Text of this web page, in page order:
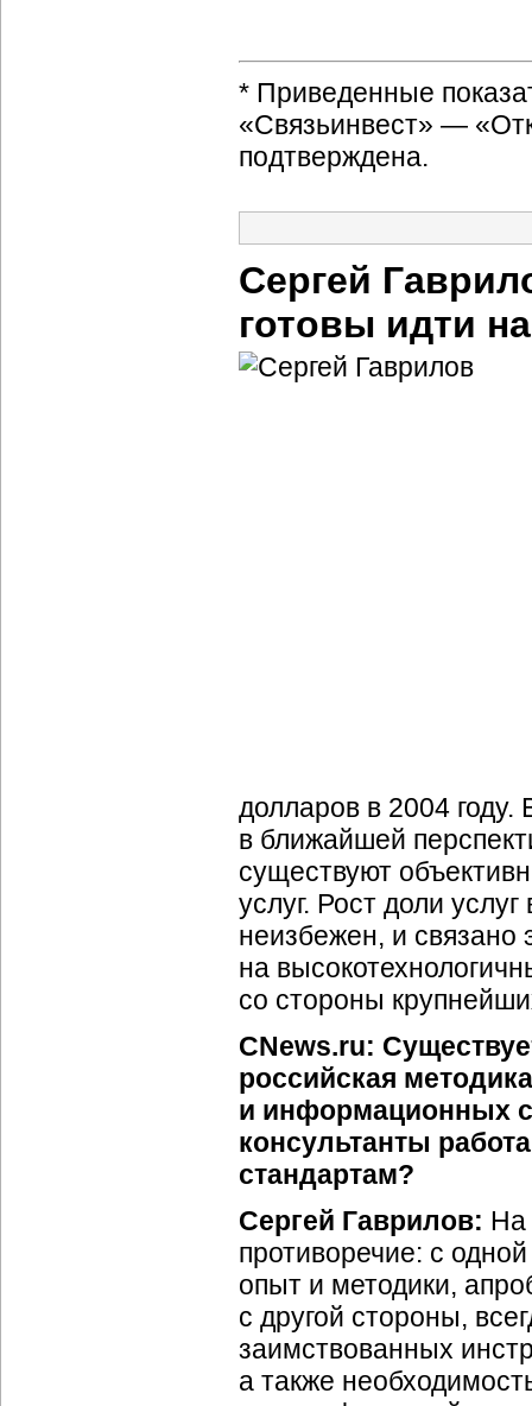
* Приведенные
«Связьинвест» —
подтверждена.
Сергей
готовы идти
долларов в 2004 году.
в ближайшей
существуют
услуг. Рост доли
неизбежен, и связано
на
со стороны
CNews.ru:
российская
и информационных
консультанты
стандартам?
Сергей Гаврилов: На
противоречие: с
опыт и методики,
с другой стороны,
заимствованных
а также